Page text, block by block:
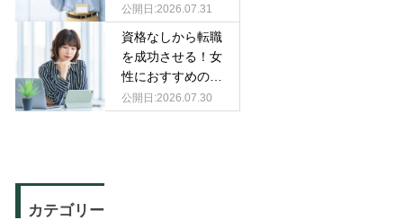
での伝え方2026.07.31
資格なしから転職
を成功させる！女
性におすすめの職
種と選び方2026.07.30
カテゴリー